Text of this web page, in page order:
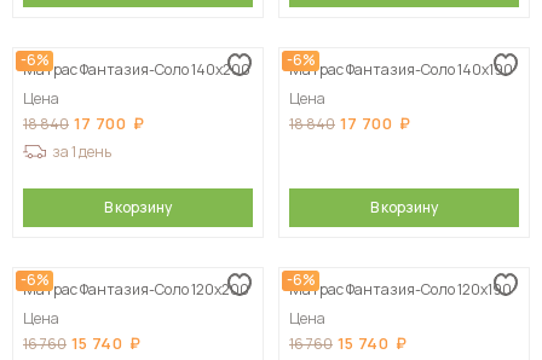
-6%
Матрас Фантазия-Соло 140х200
Цена
18 840 17 700
за 1 день
В корзину
-6%
Матрас Фантазия-Соло 140х190
Цена
18 840 17 700
В корзину
-6%
Матрас Фантазия-Соло 120х200
Цена
16 760 15 740
-6%
Матрас Фантазия-Соло 120х190
Цена
16 760 15 740